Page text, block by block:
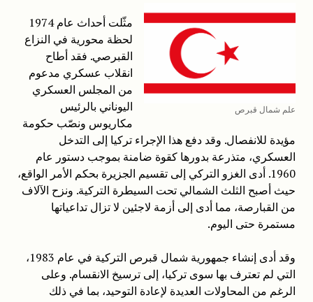
علم شمال قبرص
مثّلت أحداث عام 1974
لحظة محورية في النزاع
القبرصي. فقد أطاح
انقلاب عسكري مدعوم
من المجلس العسكري
اليوناني بالرئيس
مكاريوس ونصّب حكومة
مؤيدة للانفصال. وقد دفع هذا الإجراء تركيا إلى التدخل
العسكري، متذرعة بدورها كقوة ضامنة بموجب دستور عام
1960. أدى الغزو التركي إلى تقسيم الجزيرة بحكم الأمر الواقع،
حيث أصبح الثلث الشمالي تحت السيطرة التركية. ونزح الآلاف
من القبارصة، مما أدى إلى أزمة لاجئين لا تزال تداعياتها
مستمرة حتى اليوم.
وقد أدى إنشاء جمهورية شمال قبرص التركية في عام 1983،
التي لم تعترف بها سوى تركيا، إلى ترسيخ الانقسام. وعلى
الرغم من المحاولات العديدة لإعادة التوحيد، بما في ذلك